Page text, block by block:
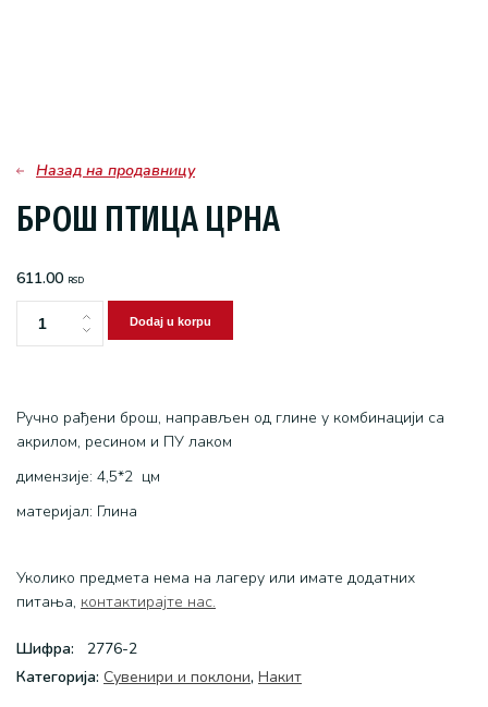
Назад на продавницу
БРОШ ПТИЦА ЦРНА
611.00 RSD
БРОШ
Dodaj u korpu
Ручно рађени брош, направљен од глине у комбинацији са
акрилом, ресином и ПУ лаком
димензије: 4,5*2 цм
материјал: Глина
Уколико предмета нема на лагеру или имате додатних
питања, контактирајте нас.
Шифра:
2776-2
Категоријa: Сувенири и поклони, Накит